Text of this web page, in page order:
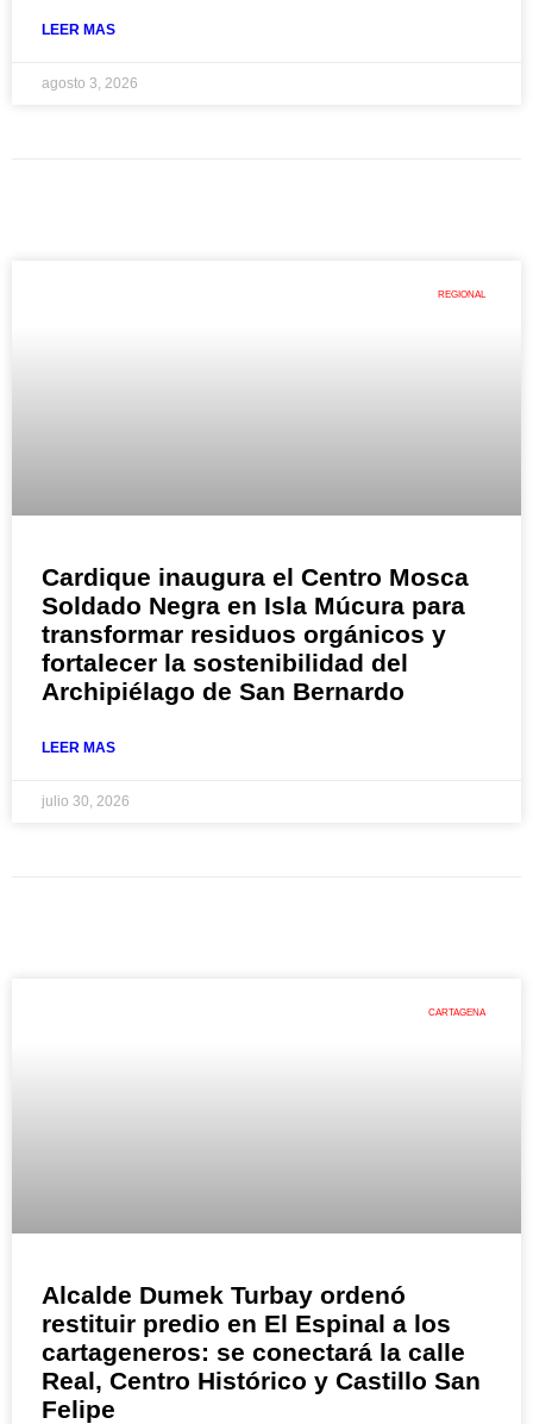
LEER MAS
agosto 3, 2026
REGIONAL
Cardique inaugura el Centro Mosca
Soldado Negra en Isla Múcura para
transformar residuos orgánicos y
fortalecer la sostenibilidad del
Archipiélago de San Bernardo
LEER MAS
julio 30, 2026
CARTAGENA
Alcalde Dumek Turbay ordenó
restituir predio en El Espinal a los
cartageneros: se conectará la calle
Real, Centro Histórico y Castillo San
Felipe